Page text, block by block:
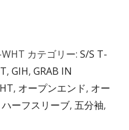
WHT カテゴリー: S/S T-
, GIH, GRAB IN
, オープンエンド, オー
ハーフスリーブ, 五分袖,